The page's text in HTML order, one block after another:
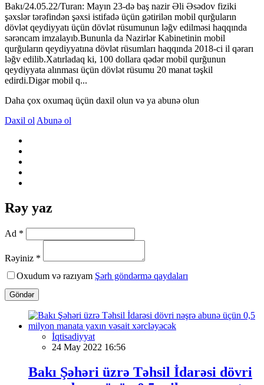
Bakı/24.05.22/Turan: Mayın 23-də baş nazir Əli Əsədov fiziki
şəxslər tərəfindən şəxsi istifadə üçün gətirilən mobil qurğuların
dövlət qeydiyyatı üçün dövlət rüsumunun ləğv edilməsi haqqında
sərəncam imzalayıb.Bununla da Nazirlər Kabinetinin mobil
qurğuların qeydiyyatına dövlət rüsumları haqqında 2018-ci il qərarı
ləğv edilib.Xatırladaq ki, 100 dollara qədər mobil qurğunun
qeydiyyata alınması üçün dövlət rüsumu 20 manat təşkil
edirdi.Digər mobil q...
Daha çox oxumaq üçün daxil olun və ya abunə olun
Daxil ol Abunə ol
Rəy yaz
Ad *
Rəyiniz *
Oxudum və razıyam Şərh göndərmə qaydaları
Göndər
İqtisadiyyat
24 May 2022 16:56
Bakı Şəhəri üzrə Təhsil İdarəsi dövri